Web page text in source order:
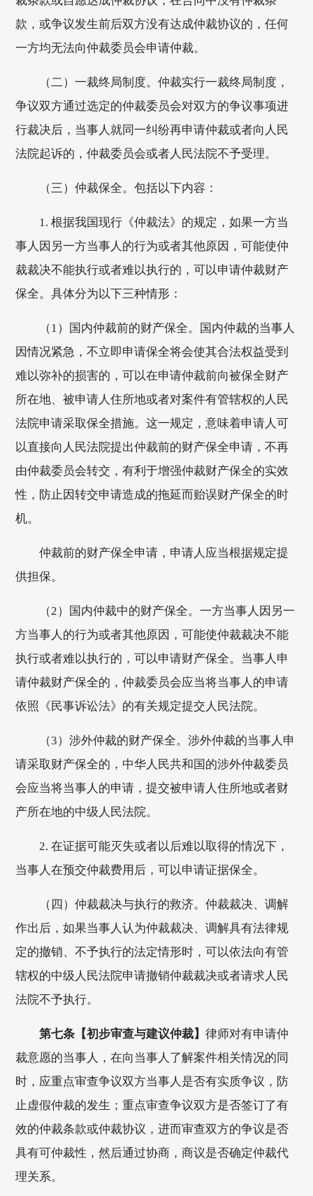
款，或争议发生前后双方没有达成仲裁协议的，任何
一方均无法向仲裁委员会申请仲裁。
（二）一裁终局制度。仲裁实行一裁终局制度，
争议双方通过选定的仲裁委员会对双方的争议事项进
行裁决后，当事人就同一纠纷再申请仲裁或者向人民
法院起诉的，仲裁委员会或者人民法院不予受理。
（三）仲裁保全。包括以下内容：
1. 根据我国现行《仲裁法》的规定，如果一方当
事人因另一方当事人的行为或者其他原因，可能使仲
裁裁决不能执行或者难以执行的，可以申请仲裁财产
保全。具体分为以下三种情形：
（1）国内仲裁前的财产保全。国内仲裁的当事人
因情况紧急，不立即申请保全将会使其合法权益受到
难以弥补的损害的，可以在申请仲裁前向被保全财产
所在地、被申请人住所地或者对案件有管辖权的人民
法院申请采取保全措施。这一规定，意味着申请人可
以直接向人民法院提出仲裁前的财产保全申请，不再
由仲裁委员会转交，有利于增强仲裁财产保全的实效
性，防止因转交申请造成的拖延而贻误财产保全的时
机。
仲裁前的财产保全申请，申请人应当根据规定提
供担保。
（2）国内仲裁中的财产保全。一方当事人因另一
方当事人的行为或者其他原因，可能使仲裁裁决不能
执行或者难以执行的，可以申请财产保全。当事人申
请仲裁财产保全的，仲裁委员会应当将当事人的申请
依照《民事诉讼法》的有关规定提交人民法院。
（3）涉外仲裁的财产保全。涉外仲裁的当事人申
请采取财产保全的，中华人民共和国的涉外仲裁委员
会应当将当事人的申请，提交被申请人住所地或者财
产所在地的中级人民法院。
2. 在证据可能灭失或者以后难以取得的情况下，
当事人在预交仲裁费用后，可以申请证据保全。
（四）仲裁裁决与执行的救济。仲裁裁决、调解
作出后，如果当事人认为仲裁裁决、调解具有法律规
定的撤销、不予执行的法定情形时，可以依法向有管
辖权的中级人民法院申请撤销仲裁裁决或者请求人民
法院不予执行。
第七条【初步审查与建议仲裁】律师对有申请仲
裁意愿的当事人，在向当事人了解案件相关情况的同
时，应重点审查争议双方当事人是否有实质争议，防
止虚假仲裁的发生；重点审查争议双方是否签订了有
效的仲裁条款或仲裁协议，进而审查双方的争议是否
具有可仲裁性，然后通过协商，商议是否确定仲裁代
理关系。